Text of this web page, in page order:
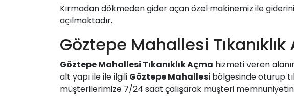
Kırmadan dökmeden gider açan özel makinemiz ile
açılmaktadır.
Göztepe Mahallesi
Göztepe Mahallesi Tıkanıklık Açma hizmeti veren
alt yapı ile ile ilgili Göztepe Mahallesi bölgesinde oturup
müşterilerimize 7/24 saat çalışarak müşteri